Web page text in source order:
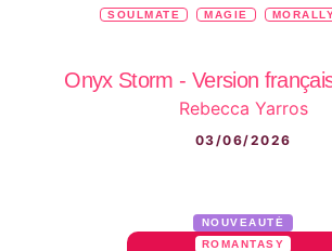
SOULMATE MAGIE
Onyx Storm - Version
Rebecca Yarros
03/06/2026
NOUVEAUTÉ
ROMANTASY